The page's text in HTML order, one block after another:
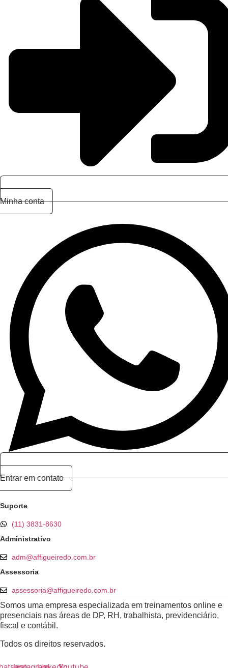
Minha conta
Entrar em contato
Suporte
(11) 3831-8630
Administrativo
adm@affigueiredo.com.br
Assessoria
assessoria@affigueiredo.com.br
Somos uma empresa especializada em treinamentos online e
presenciais nas áreas de DP, RH, trabalhista, previdenciário,
fiscal e contábil.
Todos os direitos reservados.